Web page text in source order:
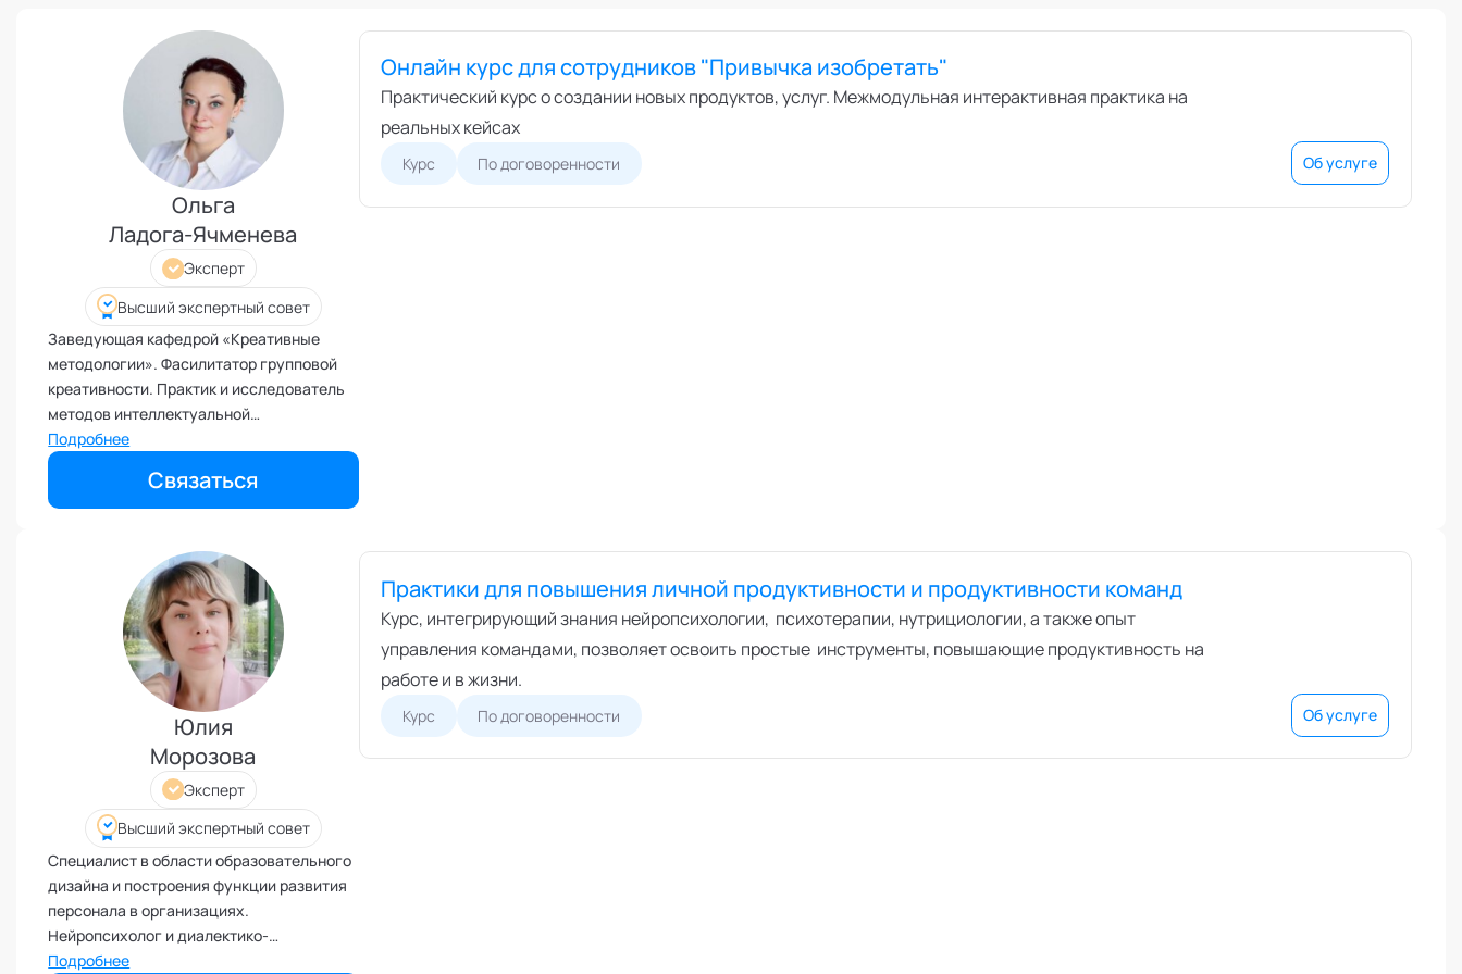
Бизнес-моделирование
Взаимоотношения с детьми
Внедрение инноваций и
изменений
Внутренние коммуникации
Внутренние ресурсы и
продуктивность
Вовлеченность сотрудников
Возрастные кризисы
Воспитание
Депрессия
Долголетие и качество жизни
Дыхательные практики
Зависимости
Защита от манипуляций
Иммунитет
Карьерная стратегия
Клиентский менеджмент
Когнитивные способности
Командное лидерство
Коммуникационная стратегия
Коммуникация в команде
Корпоративная антропология
Корпоративная культура и
Коучинг команд
Коучинг руководителей
Кризисы
Маркетинговые и PR
коммуникации
Специалисты
Экспертные организации
Офлайн
Ольга
Ладога-Ячменева
Эксперт
Высший экспертный совет
Заведующая кафедрой «Креативные
методологии». Фасилитатор групповой
креативности. Практик и исследователь
методов интеллектуальной
продуктивности и командных методов
развития творческого и
изобретательского мышления.
Подробнее
Связаться
Онлайн курс для сотрудников "Привычка изобретать"
Практический курс о создании новых продуктов, услуг. Межмодульная интерактивная практика на
реальных кейсах
Курс По договоренности Об услуге
Юлия
Морозова
Эксперт
Высший экспертный совет
Специалист в области образовательного
дизайна и построения функции развития
персонала в организациях.
Нейропсихолог и диалектико-
поведенческий психотерапевт,
Подробнее
Практики для повышения личной продуктивности и продуктивности команд
Курс, интегрирующий знания нейропсихологии, психотерапии, нутрициологии, а также опыт
управления командами, позволяет освоить простые инструменты, повышающие продуктивность на
работе и в жизни.
Курс По договоренности Об услуге